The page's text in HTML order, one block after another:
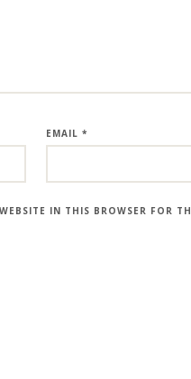
EMAIL*
IN THIS BROWSER FOR